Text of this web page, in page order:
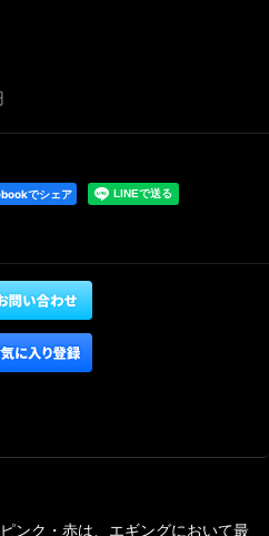
でシェア
ンク・赤は、エギングにおいて最